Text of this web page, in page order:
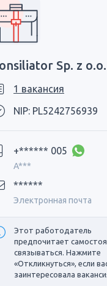
Sp. z o.o.
1 вакансия
NIP: PL5242756939
+****** 005
A***
******
Электронная почта
Этот работодатель
предпочитает
связываться. Нажмите
«Откликнуться», если
заинтересовала